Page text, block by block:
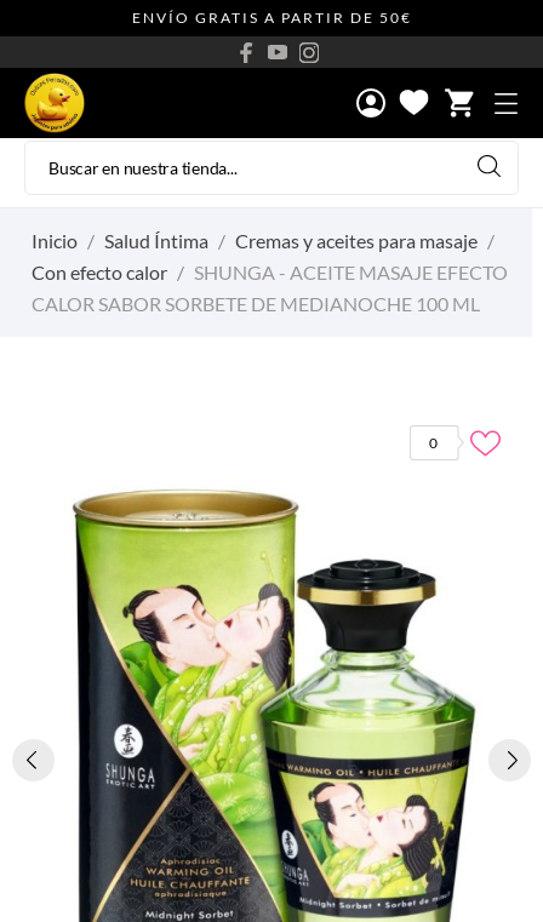
ENVÍO GRATIS A PARTIR DE 50€
shopping_cart
Inicio Salud Íntima
Cremas y aceites para masaje
Con efecto calor
SHUNGA - ACEITE MASAJE EFECTO
CALOR SABOR SORBETE DE MEDIANOCHE 100 ML
0